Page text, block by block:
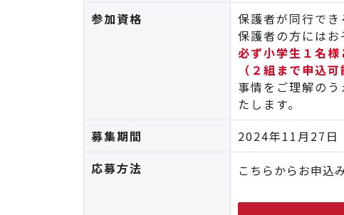
参加資格
保護者が同行でき
保護者の方にはお
必ず小学生１名様
（２組まで申込可
事情をご理解の
たします。
募集期間
2024年11月27日
応募方法
こちらからお申込